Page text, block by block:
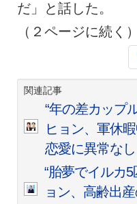
だ」と話した。
（２ページに続く）
関連記事
“年の差カップ
ヒョン、軍休
恋愛に異常なし
“胎夢でイルカ
ョン、高齢出